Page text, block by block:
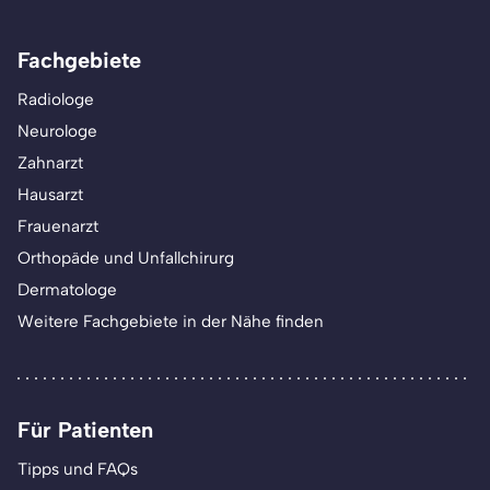
Fachgebiete
Radiologe
Neurologe
Zahnarzt
Hausarzt
Frauenarzt
Orthopäde und Unfallchirurg
Dermatologe
Weitere Fachgebiete in der Nähe finden
Für Patienten
Tipps und FAQs